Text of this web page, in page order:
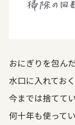
おにぎりを包ん
水口に入れてお
今までは捨てて
何十年も使って